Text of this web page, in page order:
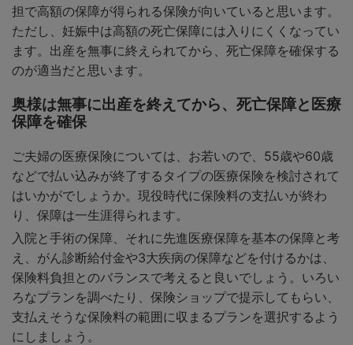
担で高額の保障が得られる保険が向いていると思います。
ただし、妊娠中は高額の死亡保障には入りにくくなってい
ます。出産を無事に終えられてから、死亡保障を確保する
のが適当だと思います。
奥様は無事に出産を終えてから、死亡保障と医療
保障を確保
ご夫婦の医療保険については、お若いので、55歳や60歳
などで払い込みが終了するタイプの医療保険を検討されて
はいかがでしょうか。現役時代に保険料の支払いが終わ
り、保障は一生涯得られます。
入院と手術の保障、それに先進医療保障を基本の保障と考
え、がん診断給付金や3大疾病の保障などを付けるかは、
保険料負担とのバランスで考えると良いでしょう。いろい
ろなプランを調べたり、保険ショップで提示してもらい、
支払えそうな保険料の範囲に収まるプランを選択するよう
にしましょう。